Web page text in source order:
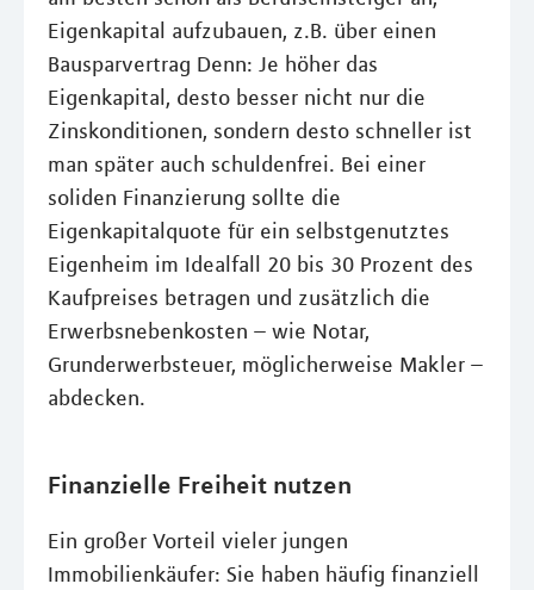
Eigenkapital aufzubauen, z.B. über einen
Bausparvertrag Denn: Je höher das
Eigenkapital, desto besser nicht nur die
Zinskonditionen, sondern desto schneller ist
man später auch schuldenfrei. Bei einer
soliden Finanzierung sollte die
Eigenkapitalquote für ein selbstgenutztes
Eigenheim im Idealfall 20 bis 30 Prozent des
Kaufpreises betragen und zusätzlich die
Erwerbsnebenkosten – wie Notar,
Grunderwerbsteuer, möglicherweise Makler –
abdecken.
Finanzielle Freiheit nutzen
Ein großer Vorteil vieler jungen
Immobilienkäufer: Sie haben häufig finanziell